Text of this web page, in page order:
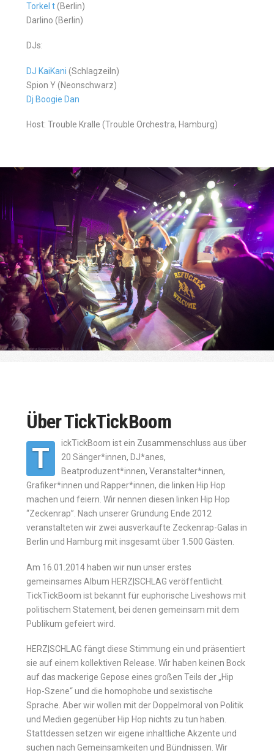
Torkel t(Berlin)
Darlino (Berlin)
DJs:
DJ KaiKani (Schlagzeiln)
Spion Y (Neonschwarz)
Dj Boogie Dan
Host: Trouble Kralle (Trouble Orchestra, Hamburg)
Über TickTickBoom
T
ickTickBoom ist ein Zusammenschluss aus über
20 Sänger*innen, DJ*anes,
Beatproduzent*innen, Veranstalter*innen,
Grafiker*innen und Rapper*innen, die linken Hip Hop
machen und feiern. Wir nennen diesen linken Hip Hop
“Zeckenrap”. Nach unserer Gründung Ende 2012
veranstalteten wir zwei ausverkaufte Zeckenrap-Galas in
Berlin und Hamburg mit insgesamt über 1.500 Gästen.
Am 16.01.2014 haben wir nun unser erstes
gemeinsames Album HERZ|SCHLAG veröffentlicht.
TickTickBoom ist bekannt für euphorische Liveshows mit
politischem Statement, bei denen gemeinsam mit dem
Publikum gefeiert wird.
HERZ|SCHLAG fängt diese Stimmung ein und präsentiert
sie auf einem kollektiven Release. Wir haben keinen Bock
auf das mackerige Gepose eines großen Teils der „Hip
Hop-Szene“ und die homophobe und sexistische
Sprache. Aber wir wollen mit der Doppelmoral von Politik
und Medien gegenüber Hip Hop nichts zu tun haben.
Stattdessen setzen wir eigene inhaltliche Akzente und
suchen nach Gemeinsamkeiten und Bündnissen. Wir